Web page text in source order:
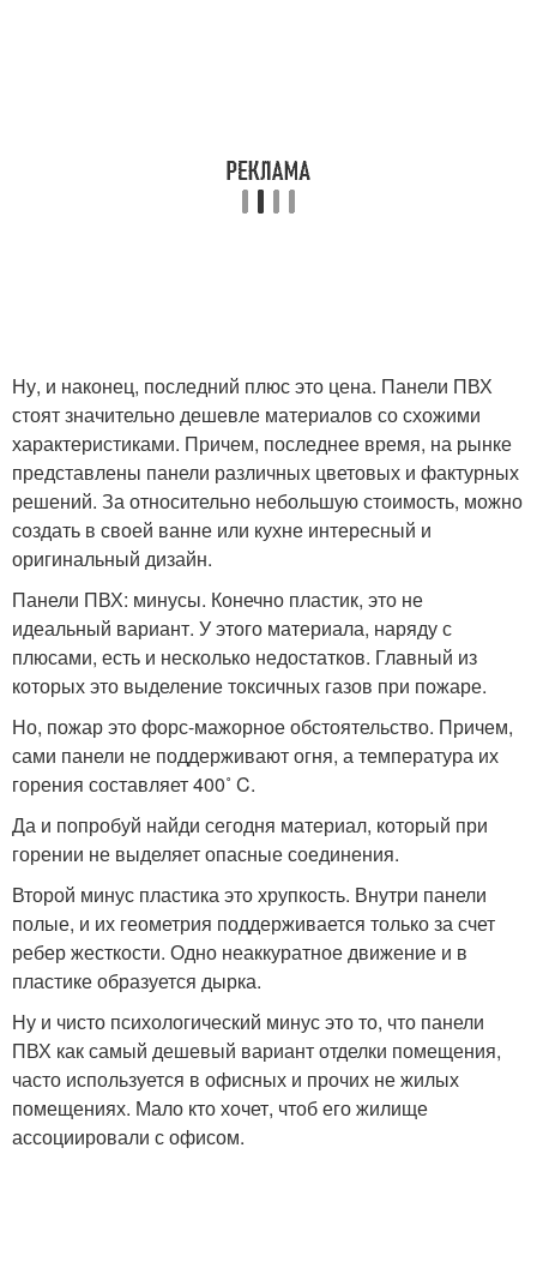
Ну, и наконец, последний плюс это цена. Панели ПВХ
стоят значительно дешевле материалов со схожими
характеристиками. Причем, последнее время, на рынке
представлены панели различных цветовых и фактурных
решений. За относительно небольшую стоимость, можно
создать в своей ванне или кухне интересный и
оригинальный дизайн.
Панели ПВХ: минусы. Конечно пластик, это не
идеальный вариант. У этого материала, наряду с
плюсами, есть и несколько недостатков. Главный из
которых это выделение токсичных газов при пожаре.
Но, пожар это форс-мажорное обстоятельство. Причем,
сами панели не поддерживают огня, а температура их
горения составляет 400˚ C.
Да и попробуй найди сегодня материал, который при
горении не выделяет опасные соединения.
Второй минус пластика это хрупкость. Внутри панели
полые, и их геометрия поддерживается только за счет
ребер жесткости. Одно неаккуратное движение и в
пластике образуется дырка.
Ну и чисто психологический минус это то, что панели
ПВХ как самый дешевый вариант отделки помещения,
часто используется в офисных и прочих не жилых
помещениях. Мало кто хочет, чтоб его жилище
ассоциировали с офисом.